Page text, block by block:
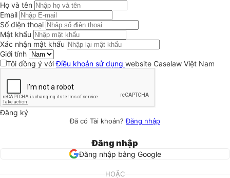
Họ và tên
Email
Số điện thoại
Mật khẩu
Xác nhận mật khẩu
Giới tính
Tôi đồng ý vớiĐiều khoản sử dụng website Caselaw Việt Nam
Đăng ký
Đã có Tài khoản?Đăng nhập
Đăng nhập
Đăng nhập bằng Google
HOẶC